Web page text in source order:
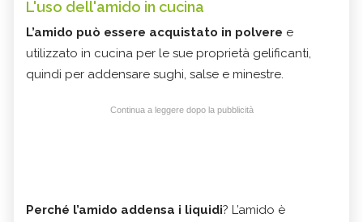
L'uso dell'amido in cucina
L’amido può essere acquistato in polvere e
utilizzato in cucina per le sue proprietà gelificanti,
quindi per addensare sughi, salse e minestre.
Continua a leggere dopo la pubblicità
Perché l’amido addensa i liquidi? L’amido è